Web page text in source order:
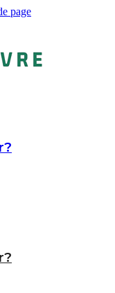
page